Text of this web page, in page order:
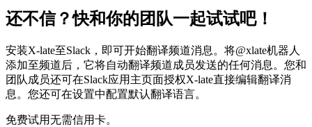
还不信？快和你的团队一起试试吧！
安装X-late至Slack，即可开始翻译频道消息。将@xlate机器人
添加至频道后，它将自动翻译频道成员发送的任何消息。您和
团队成员还可在Slack应用主页面授权X-late直接编辑翻译消
息。您还可在设置中配置默认翻译语言。
免费试用无需信用卡。